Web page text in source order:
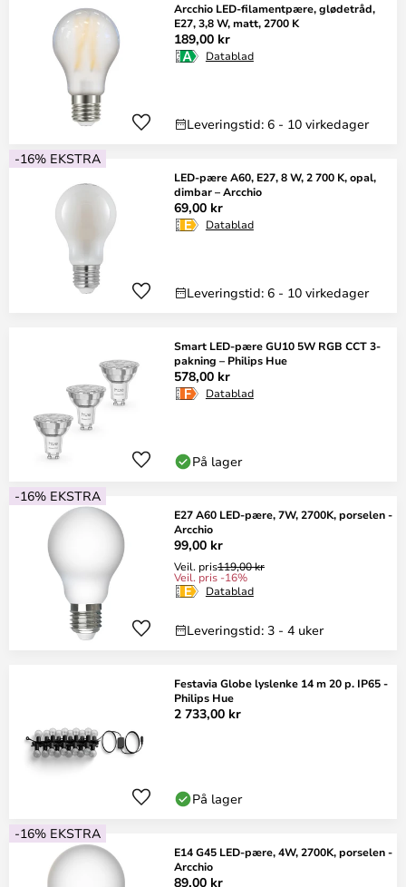
Arcchio LED-filamentpære, glødetråd,
E27, 3,8 W, matt, 2700 K
189,00 kr
Datablad
Leveringstid: 6 - 10 virkedager
-16% EKSTRA
LED-pære A60, E27, 8 W, 2 700 K, opal,
dimbar – Arcchio
69,00 kr
Datablad
Leveringstid: 6 - 10 virkedager
Smart LED-pære GU10 5W RGB CCT 3-
pakning – Philips Hue
578,00 kr
Datablad
På lager
-16% EKSTRA
E27 A60 LED-pære, 7W, 2700K, porselen -
Arcchio
99,00 kr
Veil. pris119,00 kr
Veil. pris -16%
Datablad
Leveringstid: 3 - 4 uker
Festavia Globe lyslenke 14 m 20 p. IP65 -
Philips Hue
2 733,00 kr
På lager
-16% EKSTRA
E14 G45 LED-pære, 4W, 2700K, porselen -
Arcchio
89,00 kr